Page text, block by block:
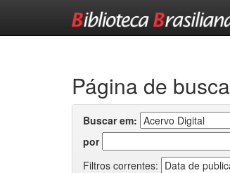
Página de busca
Buscar em:
por
Filtros correntes: